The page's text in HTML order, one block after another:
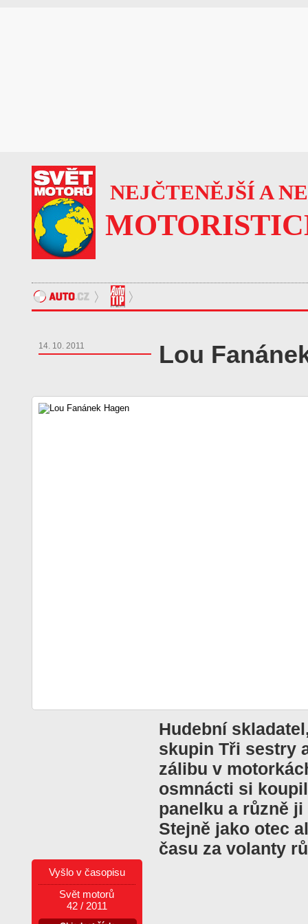
NEJČTENĚJŠÍ A
14. 10. 2011 Lou
Hudební
skupin Tři sestry
zálibu v
osmnácti si
panelku a různě
Stejně jako otec
času za volanty
Vyšlo v časopisu
Svět motorů
42 / 2011